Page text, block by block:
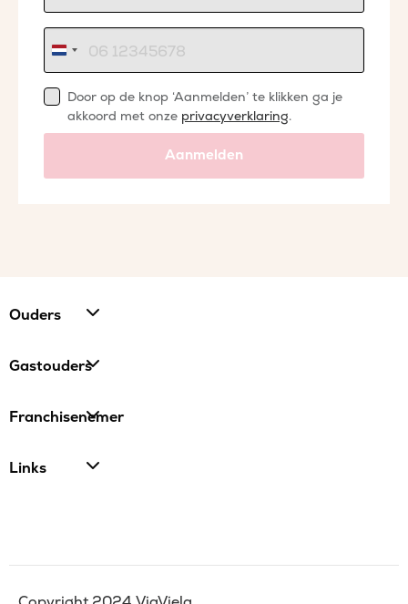
Nederland
+31
Door op de knop ‘Aanmelden’ te klikken ga je
akkoord met onze privacyverklaring.
Aanmelden
Ouders
Gastouders
Franchisenemer
Links